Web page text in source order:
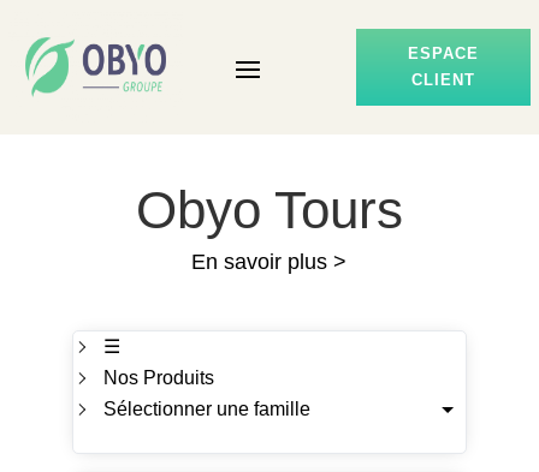
ESPACE
CLIENT
Obyo Tours
En savoir plus >
☰
Nos Produits
Sélectionner une famille